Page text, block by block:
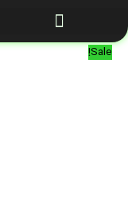
به
محتواSale!